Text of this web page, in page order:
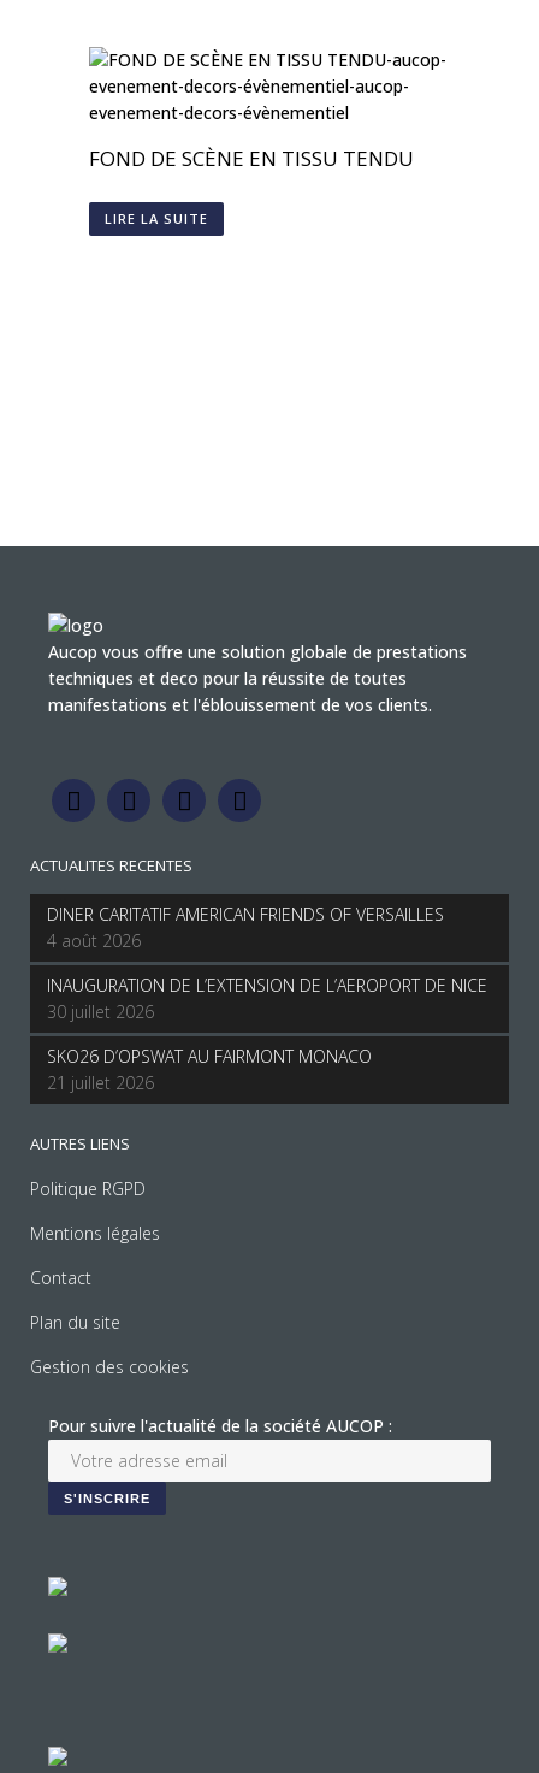
FOND DE SCÈNE EN TISSU TENDU
LIRE LA SUITE
Aucop vous offre une solution globale de prestations
techniques et deco pour la réussite de toutes
manifestations et l'éblouissement de vos clients.
ACTUALITES RECENTES
DINER CARITATIF AMERICAN FRIENDS OF VERSAILLES
4 août 2026
INAUGURATION DE L’EXTENSION DE L’AEROPORT DE NICE
30 juillet 2026
SKO26 D’OPSWAT AU FAIRMONT MONACO
21 juillet 2026
AUTRES LIENS
Politique RGPD
Mentions légales
Contact
Plan du site
Gestion des cookies
Pour suivre l'actualité de la société AUCOP :